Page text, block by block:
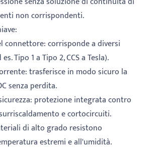
non corrispondenti.
connettore: corrisponde a diversi
Tipo 1 a Tipo 2, CCS a Tesla).
trasferisce in modo sicuro la
senza perdita.
protezione integrata contro
e cortocircuiti.
di alto grado resistono
estremi e all'umidità.